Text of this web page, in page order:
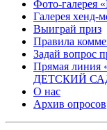
Фото-галерея
Галерея хенд-
Выиграй приз
Правила
Задай вопрос
Прямая
ДЕТСКИЙ
О нас
Архив опросов